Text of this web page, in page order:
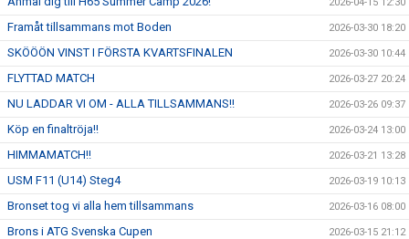
Framåt tillsammans mot Boden 2026-03-30 18:20
SKÖÖÖN VINST I FÖRSTA KVARTSFINALEN 2026-03-30 10:44
FLYTTAD MATCH 2026-03-27 20:24
NU LADDAR VI OM - ALLA TILLSAMMANS!! 2026-03-26 09:37
Köp en finaltröja!! 2026-03-24 13:00
HIMMAMATCH!! 2026-03-21 13:28
USM F11 (U14) Steg4 2026-03-19 10:13
Bronset tog vi alla hem tillsammans 2026-03-16 08:00
Brons i ATG Svenska Cupen 2026-03-15 21:12